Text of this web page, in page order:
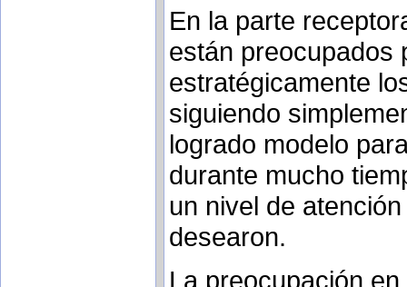
En la parte
están preocupados
estratégicamente
siguiendo
logrado modelo
durante mucho
un nivel de
desearon.
La preocupación